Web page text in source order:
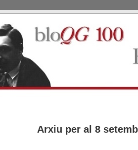
Arxiu per al 8